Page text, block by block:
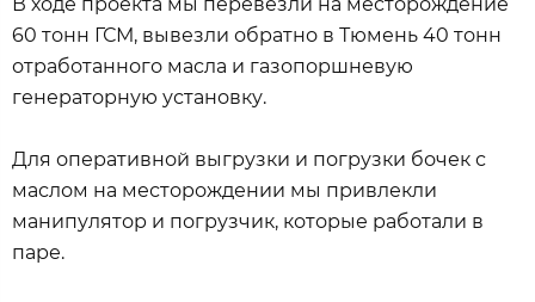
60 тонн ГСМ, вывезли обратно в Тюмень 40 тонн
отработанного масла и газопоршневую
генераторную установку.
Для оперативной выгрузки и погрузки бочек с
маслом на месторождении мы привлекли
манипулятор и погрузчик, которые работали в
паре.